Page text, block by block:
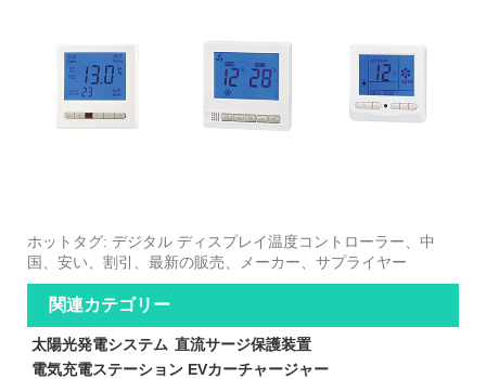
ホットタグ: デジタル ディスプレイ温度コントローラー、中
国、安い、割引、最新の販売、メーカー、サプライヤー
関連カテゴリー
太陽光発電システム 直流サージ保護装置
電気充電ステーション EVカーチャージャー